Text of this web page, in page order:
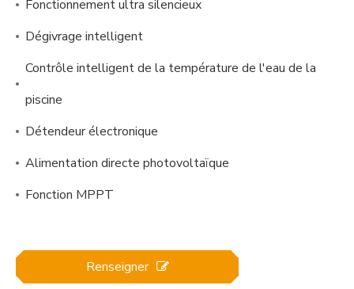
Fonctionnement ultra silencieux
Dégivrage intelligent
Contrôle intelligent de la température de l'eau de la
piscine
Détendeur électronique
Alimentation directe photovoltaïque
Fonction MPPT
Renseigner